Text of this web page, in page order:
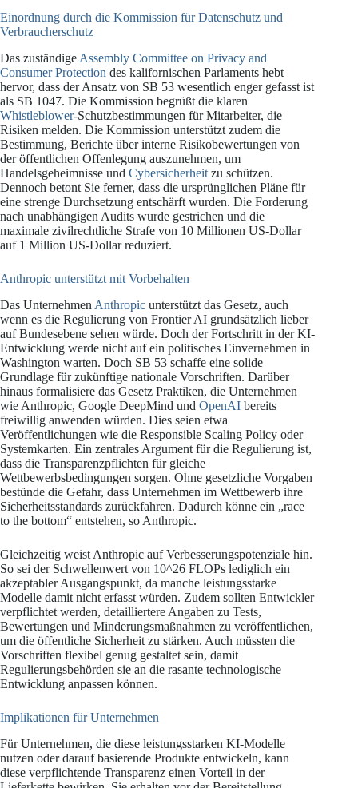
Einordnung durch die Kommission für Datenschutz und
Verbraucherschutz
Das zuständige Assembly Committee on Privacy and
Consumer Protection des kalifornischen Parlaments hebt
hervor, dass der Ansatz von SB 53 wesentlich enger gefasst ist
als SB 1047. Die Kommission begrüßt die klaren
Whistleblower-Schutzbestimmungen für Mitarbeiter, die
Risiken melden. Die Kommission unterstützt zudem die
Bestimmung, Berichte über interne Risikobewertungen von
der öffentlichen Offenlegung auszunehmen, um
Handelsgeheimnisse und Cybersicherheit zu schützen.
Dennoch betont Sie ferner, dass die ursprünglichen Pläne für
eine strenge Durchsetzung entschärft wurden. Die Forderung
nach unabhängigen Audits wurde gestrichen und die
maximale zivilrechtliche Strafe von 10 Millionen US-Dollar
auf 1 Million US-Dollar reduziert.
Anthropic unterstützt mit Vorbehalten
Das Unternehmen Anthropic unterstützt das Gesetz, auch
wenn es die Regulierung von Frontier AI grundsätzlich lieber
auf Bundesebene sehen würde. Doch der Fortschritt in der KI-
Entwicklung werde nicht auf ein politisches Einvernehmen in
Washington warten. Doch SB 53 schaffe eine solide
Grundlage für zukünftige nationale Vorschriften. Darüber
hinaus formalisiere das Gesetz Praktiken, die Unternehmen
wie Anthropic, Google DeepMind und OpenAI bereits
freiwillig anwenden würden. Dies seien etwa
Veröffentlichungen wie die Responsible Scaling Policy oder
Systemkarten. Ein zentrales Argument für die Regulierung ist,
dass die Transparenzpflichten für gleiche
Wettbewerbsbedingungen sorgen. Ohne gesetzliche Vorgaben
bestünde die Gefahr, dass Unternehmen im Wettbewerb ihre
Sicherheitsstandards zurückfahren. Dadurch könne ein „race
to the bottom“ entstehen, so Anthropic.
Gleichzeitig weist Anthropic auf Verbesserungspotenziale hin.
So sei der Schwellenwert von 10^26 FLOPs lediglich ein
akzeptabler Ausgangspunkt, da manche leistungsstarke
Modelle damit nicht erfasst würden. Zudem sollten Entwickler
verpflichtet werden, detailliertere Angaben zu Tests,
Bewertungen und Minderungsmaßnahmen zu veröffentlichen,
um die öffentliche Sicherheit zu stärken. Auch müssten die
Vorschriften flexibel genug gestaltet sein, damit
Regulierungsbehörden sie an die rasante technologische
Entwicklung anpassen können.
Implikationen für Unternehmen
Für Unternehmen, die diese leistungsstarken KI-Modelle
nutzen oder darauf basierende Produkte entwickeln, kann
diese verpflichtende Transparenz einen Vorteil in der